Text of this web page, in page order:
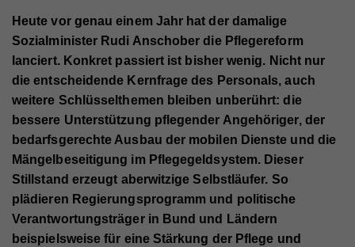
Heute vor genau einem Jahr hat der damalige
Sozialminister Rudi Anschober die Pflegereform
lanciert. Konkret passiert ist bisher wenig. Nicht nur
die entscheidende Kernfrage des Personals, auch
weitere Schlüsselthemen bleiben unberührt: die
bessere Unterstützung pflegender Angehöriger, der
bedarfsgerechte Ausbau der mobilen Dienste und die
Mängelbeseitigung im Pflegegeldsystem. Dieser
Stillstand erzeugt aberwitzige Selbstläufer. So
plädieren Regierungsprogramm und politische
Verantwortungsträger in Bund und Ländern
beispielsweise für eine Stärkung der Pflege und